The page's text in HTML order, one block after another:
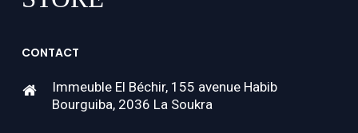
CONTACT
Immeuble El Béchir, 155 avenue Habib
Bourguiba, 2036 La Soukra